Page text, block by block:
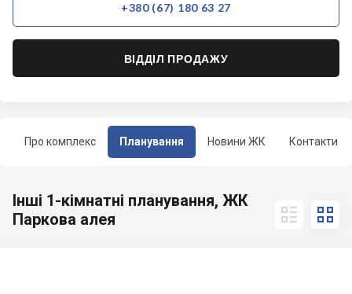
Про комплекс Планування Новини ЖК Контакти
+380 (67) 180 63 27
ВІДДІЛ ПРОДАЖУ
Інші 1-кімнатні планування, ЖК
Паркова алея
 